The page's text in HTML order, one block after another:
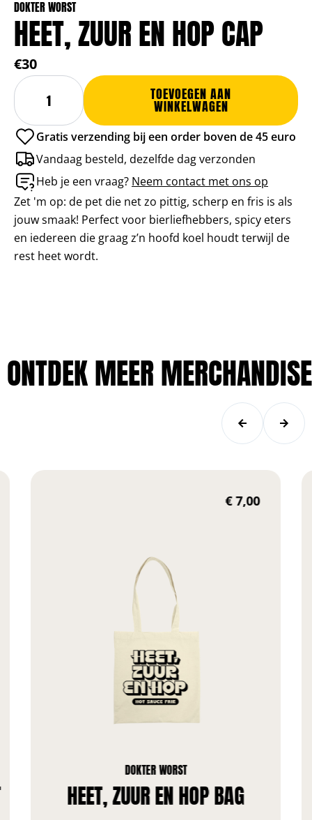
DOKTER WORST
HEET, ZUUR EN HOP CAP
€30
Heet,
Zuur
en
Hop
Cap
aantal
TOEVOEGEN AAN
WINKELWAGEN
Alternative:
Gratis verzending bij een order boven de 45 euro
Vandaag besteld, dezelfde dag verzonden
Heb je een vraag? Neem contact met ons op
Zet 'm op: de pet die net zo pittig, scherp en fris is als
jouw smaak! Perfect voor bierliefhebbers, spicy eters
en iedereen die graag z’n hoofd koel houdt terwijl de
rest heet wordt.
ONTDEK MEER MERCHANDISE
DOKTER WORST
HEET, ZUUR EN HOP BAG
€7,00